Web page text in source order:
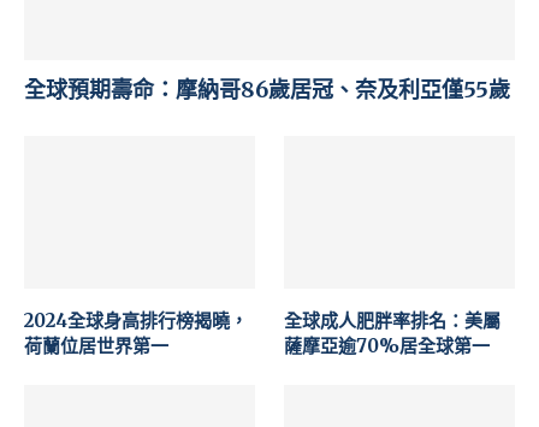
全球預期壽命：摩納哥86歲居冠、奈及利亞僅55歲
2024全球身高排行榜揭曉，
荷蘭位居世界第一
全球成人肥胖率排名：美屬
薩摩亞逾70%居全球第一